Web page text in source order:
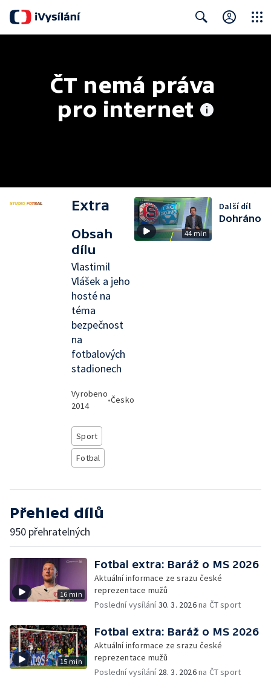
ČT nemá práva
pro internet
Extra
Obsah
dílu
Vlastimil
Vlášek a jeho
hosté na
téma
bezpečnost
na
fotbalových
stadionech
Vyrobeno
2014
•Česko
Sport
Fotbal
44 min
Další díl
Dohráno
Přehled dílů
950 přehratelných
16 min
Fotbal extra: Baráž o MS 2026
Aktuální informace ze srazu české
reprezentace mužů
Poslední vysílání30. 3. 2026na ČT sport
15 min
Fotbal extra: Baráž o MS 2026
Aktuální informace ze srazu české
reprezentace mužů
Poslední vysílání 28. 3. 2026na ČT sport